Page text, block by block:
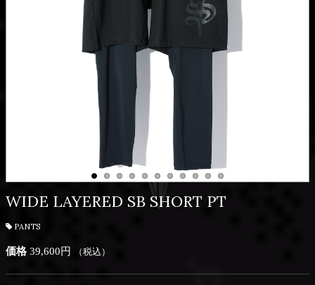
WIDE LAYERED SB SHORT PT
PANTS
価格 39,600円 （税込）